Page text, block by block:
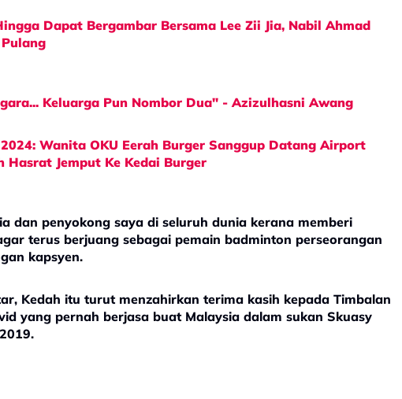
Dapat Bergambar Bersama Lee Zii Jia, Nabil Ahmad
Keluarga Pun Nombor Dua" - Azizulhasni Awang
Wanita OKU Eerah Burger Sanggup Datang Airport
Hasrat Jemput Ke Kedai Burger
dan penyokong saya di seluruh dunia kerana memberi
terus berjuang sebagai pemain badminton perseorangan
kapsyen.
Kedah itu turut menzahirkan terima kasih kepada Timbalan
yang pernah berjasa buat Malaysia dalam sukan Skuasy